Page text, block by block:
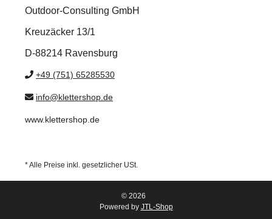
Outdoor-Consulting GmbH
Kreuzäcker 13/1
D-88214 Ravensburg
+49 (751) 65285530
info@klettershop.de
www.klettershop.de
* Alle Preise inkl. gesetzlicher USt.
© 2026
Powered by JTL-Shop